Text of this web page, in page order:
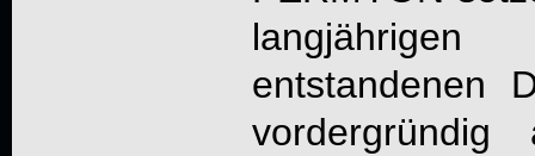
entstandenen